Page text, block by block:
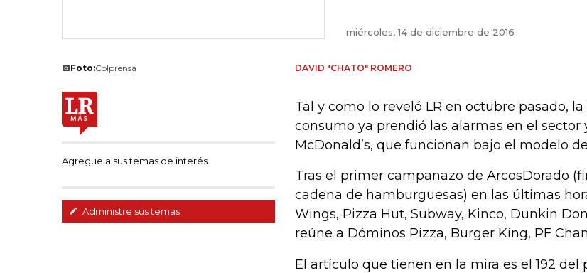
miércoles, 14 de diciembre de 2016
Foto:Colprensa
Agregue a sus temas de interés
Administre sus temas
DAVID "CHATO" ROMERO
Tal y como lo reveló LR en octubre pasado,
consumo ya prendió las alarmas en el sector
McDonald’s, que funcionan bajo el modelo
Tras el primer campanazo de ArcosDorado
cadena de hamburguesas) en las últimas
Wings, Pizza Hut, Subway, Kinco, Dunkin
reúne a Dóminos Pizza, Burger King, PF
El artículo que tienen en la mira es el 192 del